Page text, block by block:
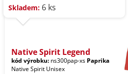
Skladem: 6 ks
Native Spirit Legend
kód výrobku: ns300pap-xs Paprika
Native Spirit Unisex